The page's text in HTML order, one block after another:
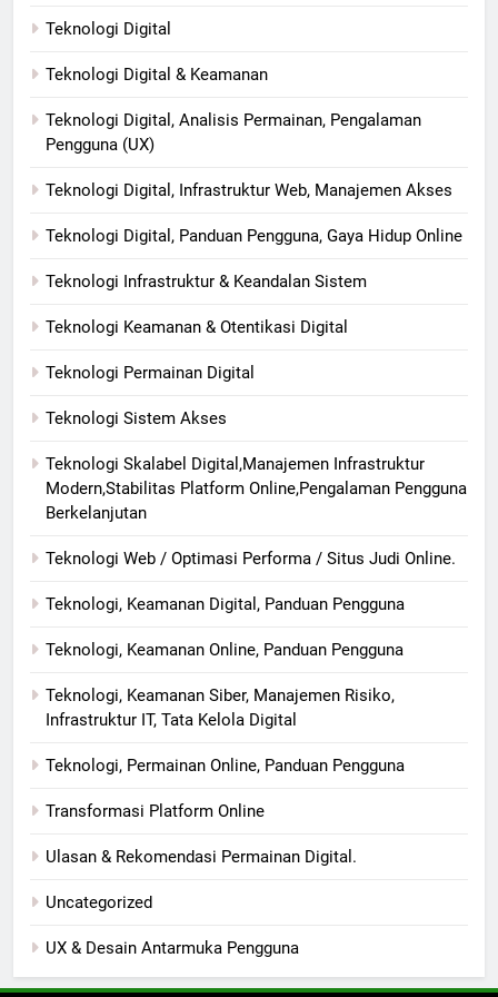
Teknologi Digital
Teknologi Digital & Keamanan
Teknologi Digital, Analisis Permainan, Pengalaman
Pengguna (UX)
Teknologi Digital, Infrastruktur Web, Manajemen Akses
Teknologi Digital, Panduan Pengguna, Gaya Hidup Online
Teknologi Infrastruktur & Keandalan Sistem
Teknologi Keamanan & Otentikasi Digital
Teknologi Permainan Digital
Teknologi Sistem Akses
Teknologi Skalabel Digital,Manajemen Infrastruktur
Modern,Stabilitas Platform Online,Pengalaman Pengguna
Berkelanjutan
Teknologi Web / Optimasi Performa / Situs Judi Online.
Teknologi, Keamanan Digital, Panduan Pengguna
Teknologi, Keamanan Online, Panduan Pengguna
Teknologi, Keamanan Siber, Manajemen Risiko,
Infrastruktur IT, Tata Kelola Digital
Teknologi, Permainan Online, Panduan Pengguna
Transformasi Platform Online
Ulasan & Rekomendasi Permainan Digital.
Uncategorized
UX & Desain Antarmuka Pengguna